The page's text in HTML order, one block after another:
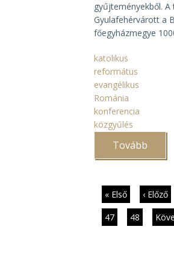
gyűjteményekből.
Gyulafehérvárott a
főegyházmegye
katolikus
református
evangélikus
Románia
konferencia
közgyűlés
Tovább
közös
Oldalszámozás
Első
oldal
« Első
Előző
oldal
‹ Előző
Page
47 Page
48